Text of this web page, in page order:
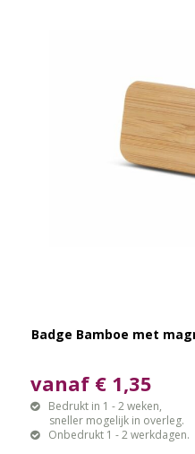
Badge Bamboe met
vanaf € 1,35
Bedrukt in 1 - 2 weken,
sneller mogelijk in overleg.
Onbedrukt 1 - 2 werkdagen.